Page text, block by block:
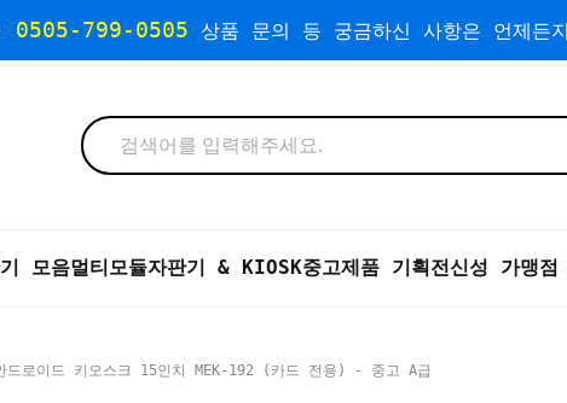
0505-799-0505 상품 문의 등 궁금하신 사항은 언제든
모음멀티모듈자판기 & KIOSK중고제품 기획전신성 가맹점
드로이드 키오스크 15인치 MEK-192 (카드 전용) - 중고 A급